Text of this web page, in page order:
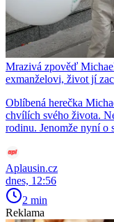
Mrazivá zpověď
exmanželovi, život jí
Oblíbená herečka
chvílích svého života.
rodinu. Jenomže nyní o
Aplausin.cz
dnes, 12:56
2 min
Reklama